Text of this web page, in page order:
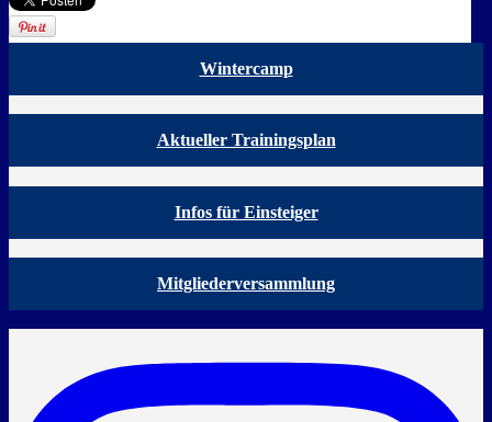
Wintercamp
Aktueller Trainingsplan
Infos für Einsteiger
Mitgliederversammlung